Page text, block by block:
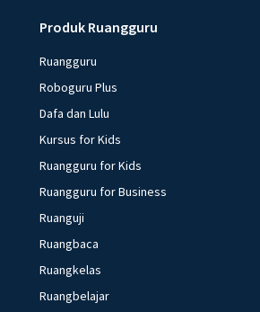
Produk Ruangguru
Ruangguru
Roboguru Plus
Dafa dan Lulu
Kursus for Kids
Ruangguru for Kids
Ruangguru for Business
Ruanguji
Ruangbaca
Ruangkelas
Ruangbelajar